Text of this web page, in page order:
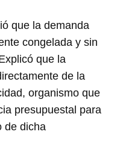
que la demanda
congelada y sin
que la
de la
organismo que
presupuestal para
de dicha